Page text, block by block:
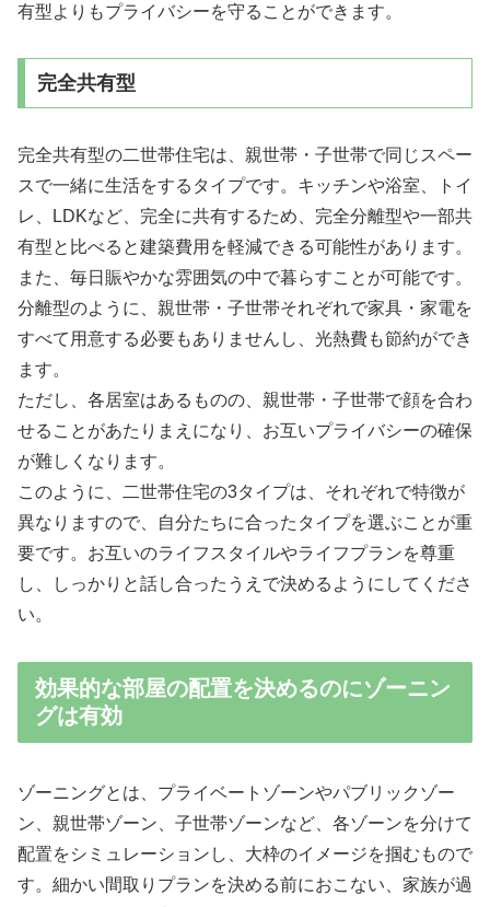
有型よりもプライバシーを守ることができます。
完全共有型
完全共有型の二世帯住宅は、親世帯・子世帯で同じスペー
スで一緒に生活をするタイプです。キッチンや浴室、トイ
レ、LDKなど、完全に共有するため、完全分離型や一部共
有型と比べると建築費用を軽減できる可能性があります。
また、毎日賑やかな雰囲気の中で暮らすことが可能です。
分離型のように、親世帯・子世帯それぞれで家具・家電を
すべて用意する必要もありませんし、光熱費も節約ができ
ます。
ただし、各居室はあるものの、親世帯・子世帯で顔を合わ
せることがあたりまえになり、お互いプライバシーの確保
が難しくなります。
このように、二世帯住宅の3タイプは、それぞれで特徴が
異なりますので、自分たちに合ったタイプを選ぶことが重
要です。お互いのライフスタイルやライフプランを尊重
し、しっかりと話し合ったうえで決めるようにしてくださ
い。
効果的な部屋の配置を決めるのにゾーニン
グは有効
ゾーニングとは、プライベートゾーンやパブリックゾー
ン、親世帯ゾーン、子世帯ゾーンなど、各ゾーンを分けて
配置をシミュレーションし、大枠のイメージを掴むもので
す。細かい間取りプランを決める前におこない、家族が過